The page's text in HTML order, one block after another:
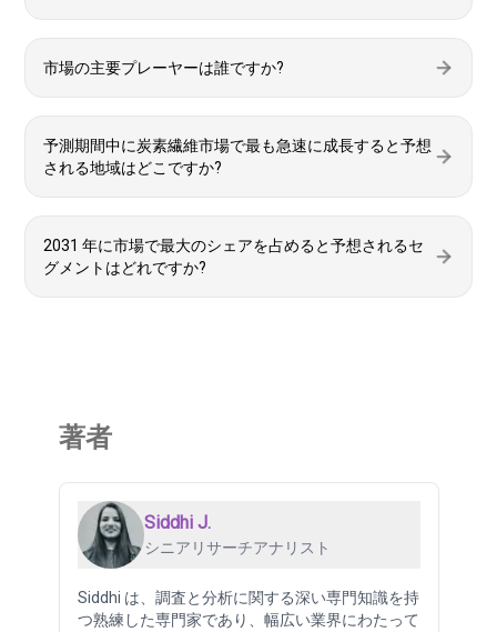
市場の主要プレーヤーは誰ですか?
予測期間中に炭素繊維市場で最も急速に成長すると予想
される地域はどこですか?
2031 年に市場で最大のシェアを占めると予想されるセ
グメントはどれですか?
著者
Siddhi J.
シニアリサーチアナリスト
Siddhi は、調査と分析に関する深い専門知識を持
つ熟練した専門家であり、幅広い業界にわたって